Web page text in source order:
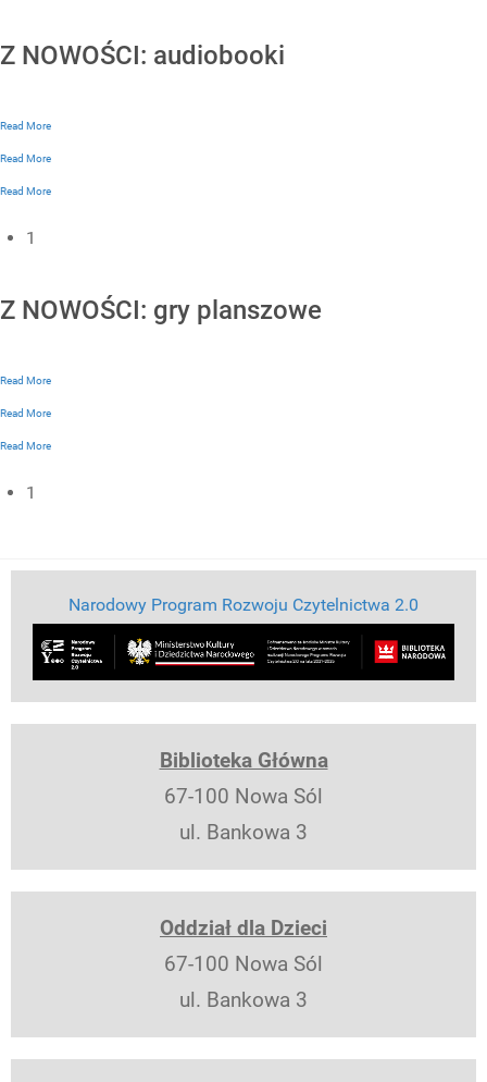
Z NOWOŚCI: audiobooki
Read More
Read More
Read More
1
Z NOWOŚCI: gry planszowe
Read More
Read More
Read More
1
Narodowy Program Rozwoju Czytelnictwa 2.0
Biblioteka Główna
67-100 Nowa Sól
ul. Bankowa 3
Oddział dla Dzieci
67-100 Nowa Sól
ul. Bankowa 3